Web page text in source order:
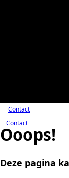
Contact
Contact
Ooops!
Deze pagina